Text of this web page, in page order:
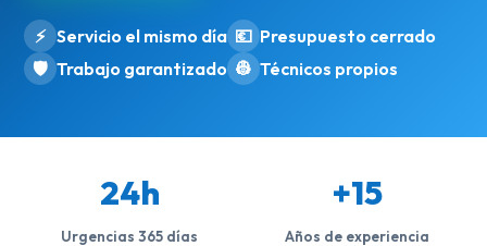
⚡ Servicio el mismo día 💶 Presupuesto cerrado
🛡️ Trabajo garantizado 👷 Técnicos propios
24h
Urgencias 365 días
+15
Años de experiencia